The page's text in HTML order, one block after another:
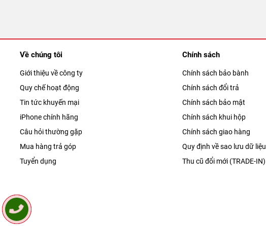
Về chúng tôi
Giới thiệu về công ty
Quy chế hoạt động
Tin tức khuyến mại
iPhone chính hãng
Câu hỏi thường gặp
Mua hàng trả góp
Tuyển dụng
Chính sách
Chính sách bảo bành
Chính sách đổi trả
Chính sách bảo mật
Chính sách khui hộp
Chính sách giao hàng
Quy định về sao lưu dữ liệu
Thu cũ đổi mới (TRADE-IN)